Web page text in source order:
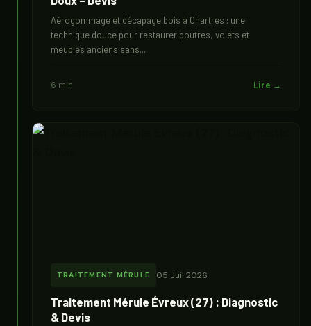
Aérogommage et décapage bois à Chartres : une
technique douce pour restaurer poutres, volets et
meubles anciens sans...
6 min Lire →
TRAITEMENT MÉRULE 05 Juil 2026
Traitement Mérule Évreux (27) : Diagnostic
& Devis